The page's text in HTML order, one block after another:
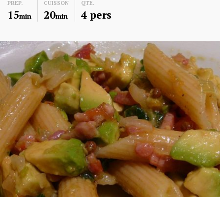
PREP.
15min
CUISSON
20min
QTE.
4 pers